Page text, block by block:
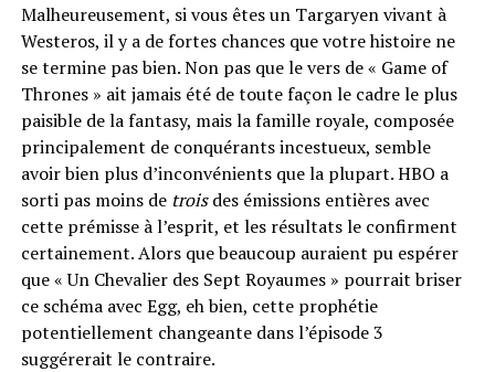
Malheureusement, si vous êtes un Targaryen vivant à
Westeros, il y a de fortes chances que votre histoire ne
se termine pas bien. Non pas que le vers de « Game of
Thrones » ait jamais été de toute façon le cadre le plus
paisible de la fantasy, mais la famille royale, composée
principalement de conquérants incestueux, semble
avoir bien plus d’inconvénients que la plupart. HBO a
sorti pas moins de troisdes émissions entières avec
cette prémisse à l’esprit, et les résultats le confirment
certainement. Alors que beaucoup auraient pu espérer
que « Un Chevalier des Sept Royaumes » pourrait briser
ce schéma avec Egg, eh bien, cette prophétie
potentiellement changeante dans l’épisode 3
suggérerait le contraire.